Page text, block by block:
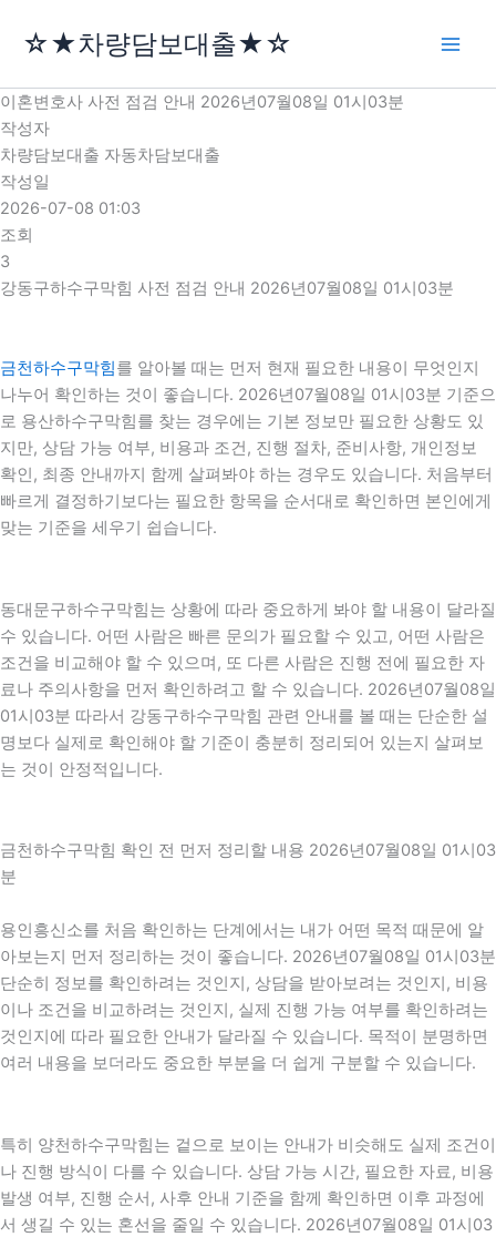
로
건
너
뛰
기
☆★차량담보대출★☆
이혼변호사 사전 점검 안내 2026년07월08일 01시03분
작성자
차량담보대출 자동차담보대출
작성일
2026-07-08 01:03
조회
3
강동구하수구막힘 사전 점검 안내 2026년07월08일 01시03분
금천하수구막힘를 알아볼 때는 먼저 현재 필요한 내용이 무엇인지
나누어 확인하는 것이 좋습니다. 2026년07월08일 01시03분 기준으
로 용산하수구막힘를 찾는 경우에는 기본 정보만 필요한 상황도 있
지만, 상담 가능 여부, 비용과 조건, 진행 절차, 준비사항, 개인정보
확인, 최종 안내까지 함께 살펴봐야 하는 경우도 있습니다. 처음부터
빠르게 결정하기보다는 필요한 항목을 순서대로 확인하면 본인에게
맞는 기준을 세우기 쉽습니다.
동대문구하수구막힘는 상황에 따라 중요하게 봐야 할 내용이 달라질
수 있습니다. 어떤 사람은 빠른 문의가 필요할 수 있고, 어떤 사람은
조건을 비교해야 할 수 있으며, 또 다른 사람은 진행 전에 필요한 자
료나 주의사항을 먼저 확인하려고 할 수 있습니다. 2026년07월08일
01시03분 따라서 강동구하수구막힘 관련 안내를 볼 때는 단순한 설
명보다 실제로 확인해야 할 기준이 충분히 정리되어 있는지 살펴보
는 것이 안정적입니다.
금천하수구막힘 확인 전 먼저 정리할 내용 2026년07월08일 01시03
분
용인흥신소를 처음 확인하는 단계에서는 내가 어떤 목적 때문에 알
아보는지 먼저 정리하는 것이 좋습니다. 2026년07월08일 01시03분
단순히 정보를 확인하려는 것인지, 상담을 받아보려는 것인지, 비용
이나 조건을 비교하려는 것인지, 실제 진행 가능 여부를 확인하려는
것인지에 따라 필요한 안내가 달라질 수 있습니다. 목적이 분명하면
여러 내용을 보더라도 중요한 부분을 더 쉽게 구분할 수 있습니다.
특히 양천하수구막힘는 겉으로 보이는 안내가 비슷해도 실제 조건이
나 진행 방식이 다를 수 있습니다. 상담 가능 시간, 필요한 자료, 비용
발생 여부, 진행 순서, 사후 안내 기준을 함께 확인하면 이후 과정에
서 생길 수 있는 혼선을 줄일 수 있습니다. 2026년07월08일 01시03